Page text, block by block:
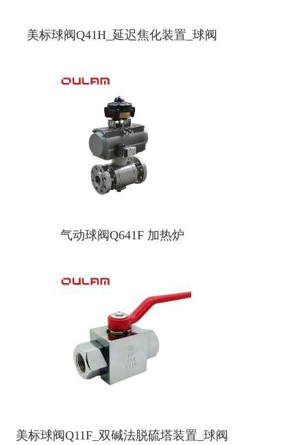
美标球阀Q41H_延迟焦化装置_球阀
气动球阀Q641F 加热炉
美标球阀Q11F_双碱法脱硫塔装置_球阀